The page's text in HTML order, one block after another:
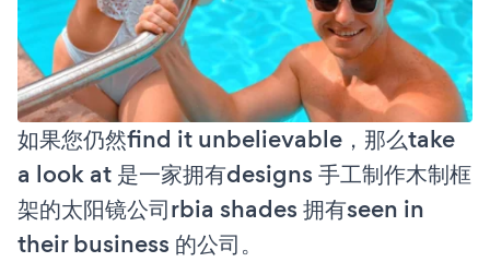
如果您仍然find it unbelievable，那么take
a look at 是一家拥有designs 手工制作木制框
架的太阳镜公司rbia shades 拥有seen in
their business 的公司。